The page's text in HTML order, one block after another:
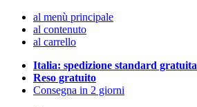
al menù principale
al contenuto
al carrello
Italia: spedizione standard gratuita
Reso gratuito
Consegna in 2 giorni